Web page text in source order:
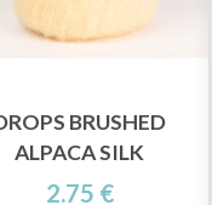
BRUSHED
ALPACA SILK
2.75 €